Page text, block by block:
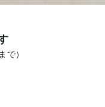
）